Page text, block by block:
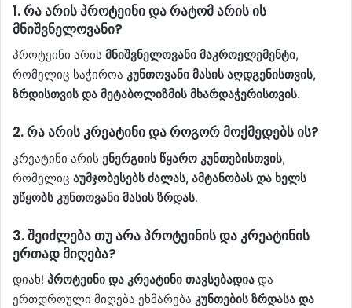
1.რა არის პროტეინი და რატომ არის ის
მნიშვნელოვანი?
პროტეინი არის მნიშვნელოვანი მაკროელემენტი,
რომელიც საჭიროა კუნთოვანი მასის აღდგენისთვის,
ზრდისთვის და მეტაბოლიზმის მხარდაჭერისთვის.
2.რა არის კრეატინი და როგორ მოქმედებს ის?
კრეატინი არის ენერგიის წყარო კუნთებისთვის,
რომელიც აუმჯობესებს ძალას, ამტანობას და ხელს
უწყობს კუნთოვანი მასის ზრდას.
3.შეიძლება თუ არა პროტეინის და კრეატინის
ერთად მიღება?
დიახ! პროტეინი და კრეატინი თავსებადია და
ერთდროული მიღება ეხმარება კუნთების ზრდასა და